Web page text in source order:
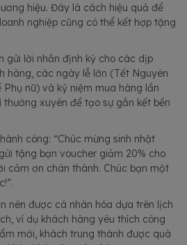
hiệu. Đây là cách hiệu quả để
nghiệp cũng có thể kết hợp tặng
gửi lời nhắn định kỳ cho các dịp
hàng, các ngày lễ lớn (Tết Nguyên
Phụ nữ) và kỷ niệm mua hàng lần
xuyên để tạo sự gắn kết bền
công: “Chúc mừng sinh nhật
tặng bạn voucher giảm 20% cho
cảm ơn chân thành. Chúc bạn một
nên được cá nhân hóa dựa trên lịch
ví dụ khách hàng yêu thích công
mới, khách trung thành được quà